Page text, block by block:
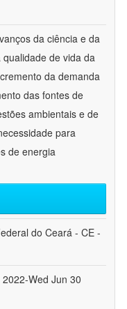
da ciência e da
de vida da
da demanda
das fontes de
ambientais e de
para
de energia
do Ceará - CE -
Wed Jun 30